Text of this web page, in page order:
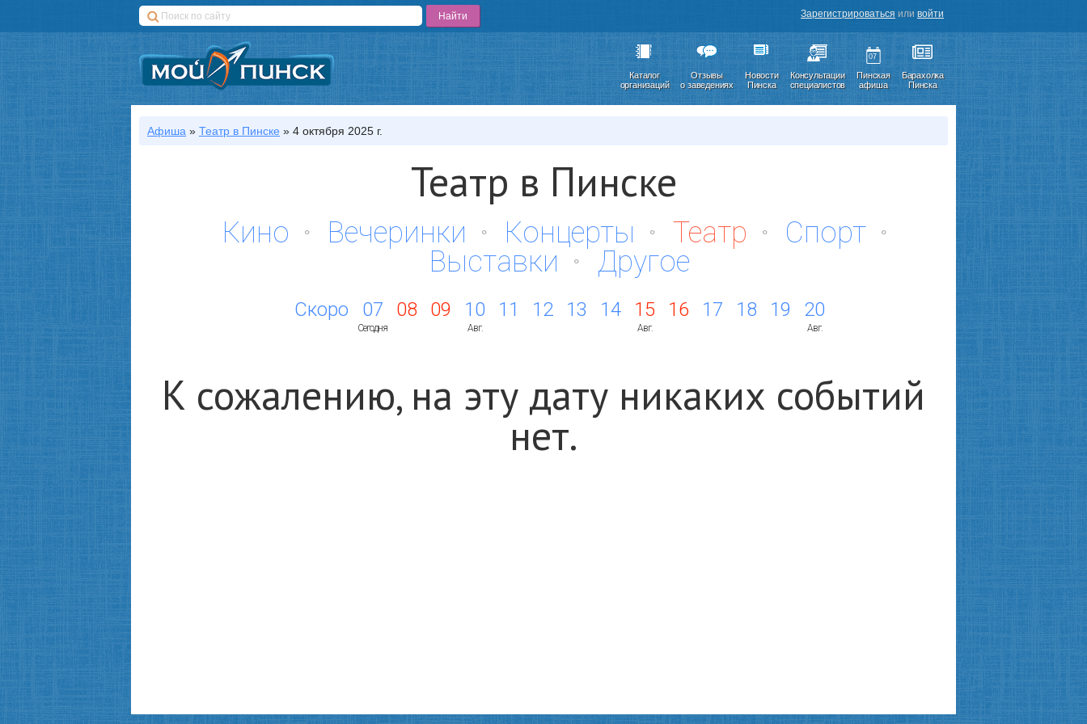
Зарегистрироваться или войти
Каталог
организаций
Отзывы
о заведениях
Новости
Пинска
Консультации
специалистов
07
Пинская
афиша
Барахолка
Пинска
Афиша » Театр в Пинске » 4 октября 2025 г.
Театр в Пинске
Кино Вечеринки Концерты Театр
Спорт
Выставки
Другое
Скоро 07
Сегодня
08 09 10
Авг.
11 12 13 14 15
Авг.
16 17 18 19 20
Авг.
К сожалению, на эту дату никаких событий
нет.